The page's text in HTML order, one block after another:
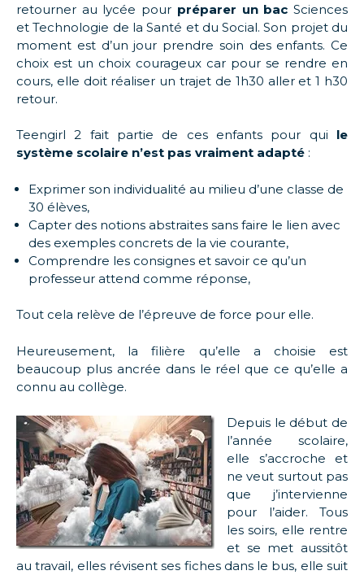
retourner au lycée pour préparer un bac Sciences
et Technologie de la Santé et du Social. Son projet du
moment est d’un jour prendre soin des enfants. Ce
choix est un choix courageux car pour se rendre en
cours, elle doit réaliser un trajet de 1h30 aller et 1 h30
retour.
Teengirl 2 fait partie de ces enfants pour qui le
système scolaire n’est pas vraiment adapté :
Exprimer son individualité au milieu d’une classe de
30 élèves,
Capter des notions abstraites sans faire le lien avec
des exemples concrets de la vie courante,
Comprendre les consignes et savoir ce qu’un
professeur attend comme réponse,
Tout cela relève de l’épreuve de force pour elle.
Heureusement, la filière qu’elle a choisie est
beaucoup plus ancrée dans le réel que ce qu’elle a
connu au collège.
Depuis le début de
l’année scolaire,
elle s’accroche et
ne veut surtout pas
que j’intervienne
pour l’aider. Tous
les soirs, elle rentre
et se met aussitôt
au travail, elles révisent ses fiches dans le bus, elle suit